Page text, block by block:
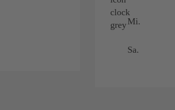
Mi.
Sa.